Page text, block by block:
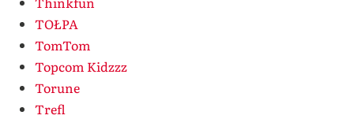
TOŁPA
TomTom
Topcom Kidzzz
Torune
Trefl